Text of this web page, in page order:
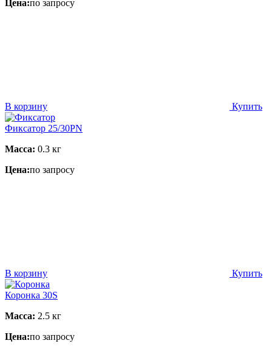
Цена:по запросу
В корзину Купить
Фиксатор 25/30PN
Масса: 0.3 кг
Цена:по запросу
В корзину Купить
Коронка 30S
Масса: 2.5 кг
Цена:по запросу